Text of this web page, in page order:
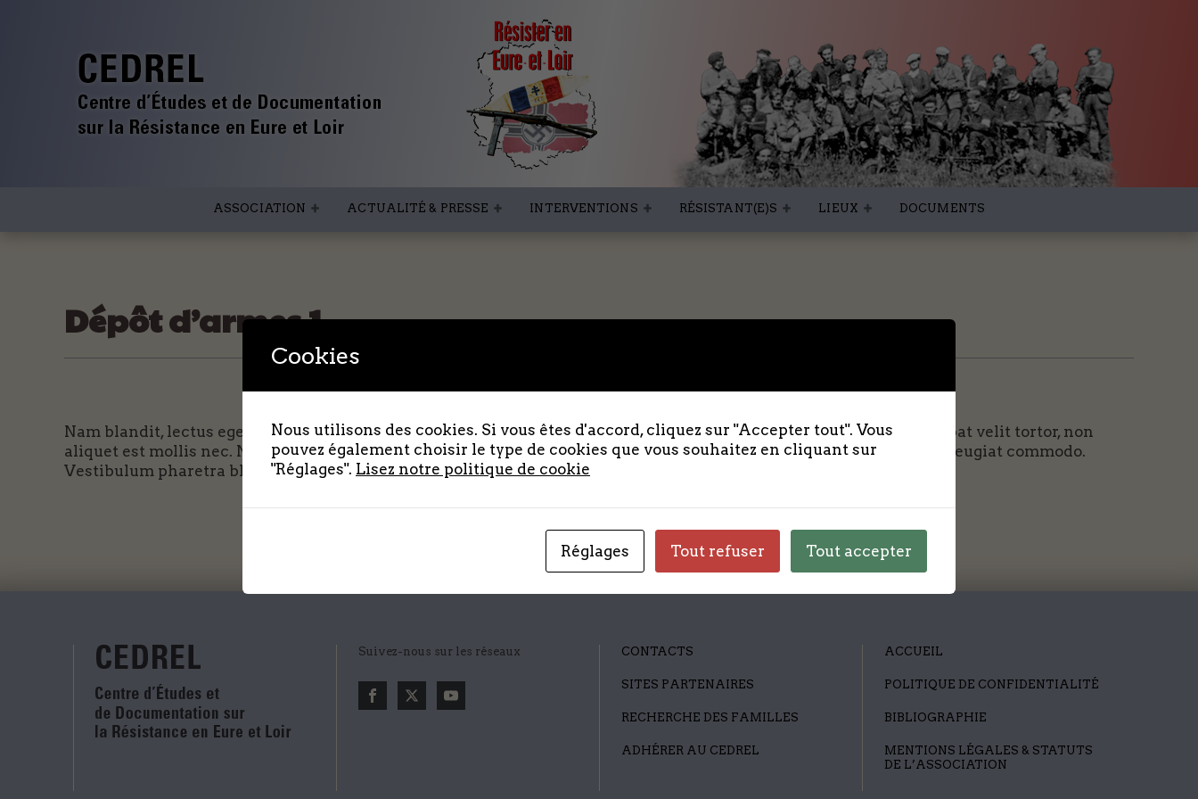
ASSOCIATION ACTUALITÉ & PRESSE INTERVENTIONS RÉSISTANT(E)S LIEUX DOCUMENTS
Dépôt d’armes 1
Nam blandit, lectus eget feugiat porta, augue lorem vulputate nisi, eget ultrices mauris felis id eros. Maecenas volutpat velit tortor, non
aliquet est mollis nec. Nullam et lacus varius, vehicula ex et, pharetra mauris. Mauris id turpis tortor. Proin dapibus feugiat commodo.
Vestibulum pharetra blandit tempus. Lorem ipsum dolor sit amet, consectetur adipiscing elit.
Suivez-nous sur les réseaux CONTACTS
SITES PARTENAIRES
RECHERCHE DES FAMILLES
ADHÉRER AU CEDREL
ACCUEIL
POLITIQUE DE CONFIDENTIALITÉ
BIBLIOGRAPHIE
MENTIONS LÉGALES & STATUTS
DE L’ASSOCIATION
Cookies
Nous utilisons des cookies. Si vous êtes d'accord, cliquez sur "Accepter tout". Vous
pouvez également choisir le type de cookies que vous souhaitez en cliquant sur
"Réglages". Lisez notre politique de cookie
Réglages Tout refuser Tout accepter